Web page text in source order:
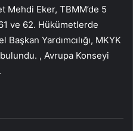
Mehdi Eker, TBMM’de 5
ve 62. Hükümetlerde
Başkan Yardımcılığı, MKYK
, Avrupa Konseyi